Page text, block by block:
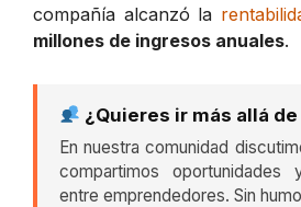
compañía alcanzó la
millones de ingresos anuales.
¿Quieres ir más allá
En nuestra comunidad
compartimos oportunidades
entre emprendedores. Sin